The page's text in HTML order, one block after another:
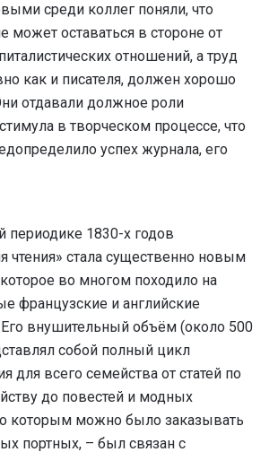
среди коллег поняли, что
может оставаться в стороне от
отношений, а труд
как и писателя, должен хорошо
отдавали должное роли
в творческом процессе, что
успех журнала, его
периодике 1830-х годов
чтения» стала существенно новым
во многом походило на
французские и английские
внушительный объём (около 500
собой полный цикл
для всего семейства от статей по
до повестей и модных
которым можно было заказывать
портных, – был связан с